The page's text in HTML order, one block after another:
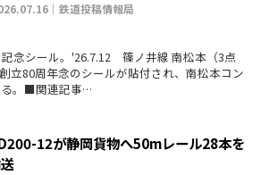
｜鉄道投稿情報局
念シール。'26.7.12 篠ノ井線 南松本（3点
80周年念のシールが貼付され、南松本コン
る。■関連記事…
12が静岡貨物へ50mレール28本を